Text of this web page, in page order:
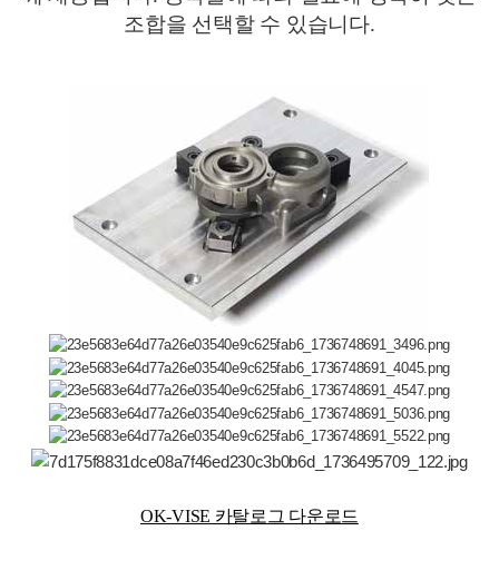
조합을 선택할 수 있습니다.
OK-VISE 카탈로그 다운로드